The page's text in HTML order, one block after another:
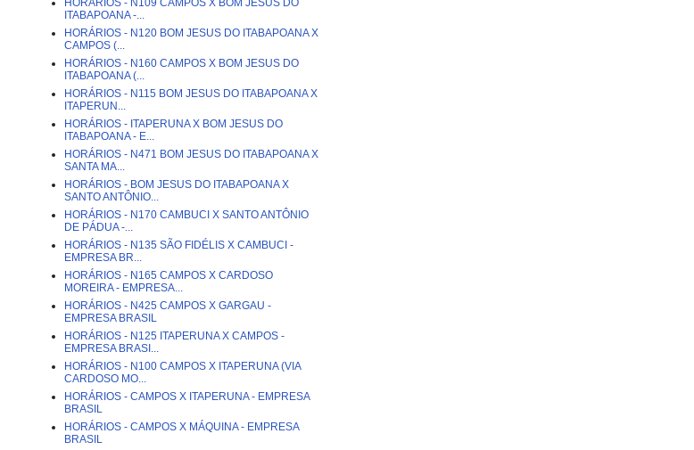
HORÁRIOS - N109 CAMPOS X BOM JESUS DO
ITABAPOANA -...
HORÁRIOS - N120 BOM JESUS DO ITABAPOANA X
CAMPOS (...
HORÁRIOS - N160 CAMPOS X BOM JESUS DO
ITABAPOANA (...
HORÁRIOS - N115 BOM JESUS DO ITABAPOANA X
ITAPERUN...
HORÁRIOS - ITAPERUNA X BOM JESUS DO
ITABAPOANA - E...
HORÁRIOS - N471 BOM JESUS DO ITABAPOANA X
SANTA MA...
HORÁRIOS - BOM JESUS DO ITABAPOANA X
SANTO ANTÔNIO...
HORÁRIOS - N170 CAMBUCI X SANTO ANTÔNIO
DE PÁDUA -...
HORÁRIOS - N135 SÃO FIDÉLIS X CAMBUCI -
EMPRESA BR...
HORÁRIOS - N165 CAMPOS X CARDOSO
MOREIRA - EMPRESA...
HORÁRIOS - N425 CAMPOS X GARGAU -
EMPRESA BRASIL
HORÁRIOS - N125 ITAPERUNA X CAMPOS -
EMPRESA BRASI...
HORÁRIOS - N100 CAMPOS X ITAPERUNA (VIA
CARDOSO MO...
HORÁRIOS - CAMPOS X ITAPERUNA - EMPRESA
BRASIL
HORÁRIOS - CAMPOS X MÁQUINA - EMPRESA
BRASIL